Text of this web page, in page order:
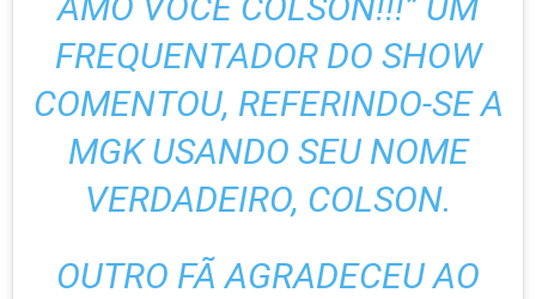
FREQUENTADOR DO SHOW
COMENTOU, REFERINDO-SE A
MGK USANDO SEU NOME
VERDADEIRO, COLSON.
OUTRO FÃ AGRADECEU AO